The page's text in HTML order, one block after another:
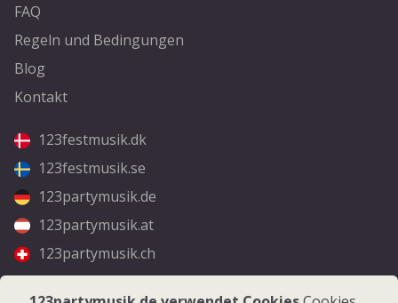
FAQ
Regeln und Bedingungen
Blog
Kontakt
123festmusik.dk
123festmusik.se
123partymusik.de
123partymusik.at
123partymusik.ch
Folgen Sie uns